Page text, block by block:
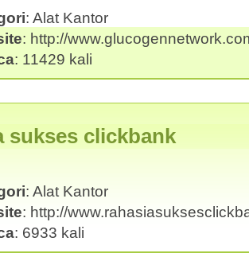
: Alat Kantor
: http://
: 11429 kali
sukses clickbank
: Alat Kantor
: http://
: 6933 kali